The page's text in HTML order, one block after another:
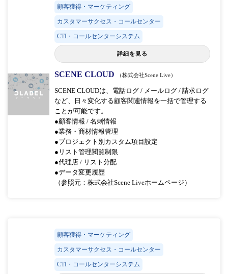
顧客獲得・マーケティング
カスタマーサクセス・コールセンター
CTI・コールセンターシステム
詳細を見る
SCENE CLOUD （株式会社Scene Live）
SCENE CLOUDは、電話ログ / メールログ / 請求ログ
など、日々変化する顧客関連情報を一括で管理する
ことが可能です。
●顧客情報 / 名刺情報
●業務・商材情報管理
●プロジェクト別カスタム項目設定
●リスト管理閲覧制限
●代理店 / リスト分配
●データ変更履歴
（参照元：株式会社Scene Liveホームページ）
顧客獲得・マーケティング
カスタマーサクセス・コールセンター
CTI・コールセンターシステム